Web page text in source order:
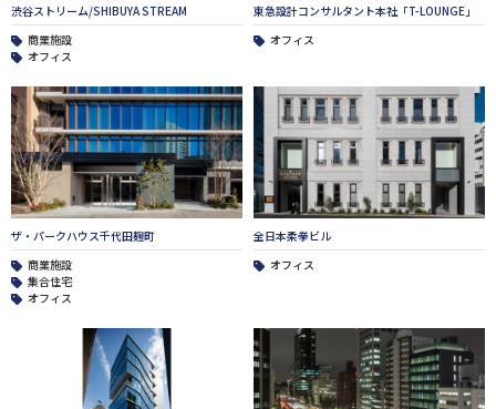
渋谷ストリーム/SHIBUYA STREAM
商業施設
オフィス
東急設計コンサルタント本社「T-LOUNGE」
オフィス
ザ・パークハウス千代田麹町
商業施設
集合住宅
オフィス
全日本柔拳ビル
オフィス